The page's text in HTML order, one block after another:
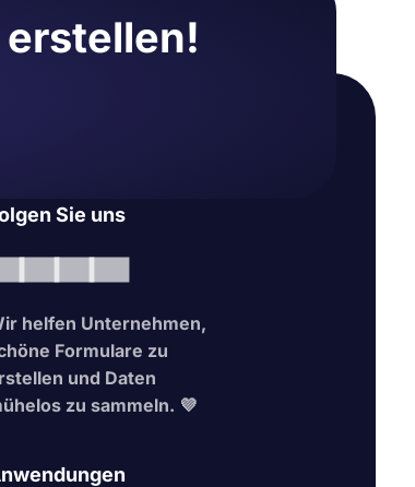
Sie uns
helfen Unternehmen,
Formulare zu
und Daten
zu sammeln. 💜